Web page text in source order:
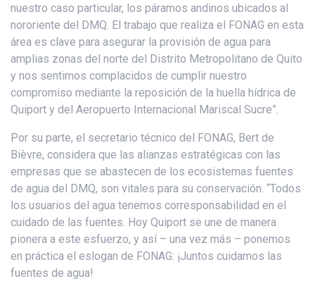
nuestro caso particular, los páramos andinos ubicados al
nororiente del DMQ. El trabajo que realiza el FONAG en esta
área es clave para asegurar la provisión de agua para
amplias zonas del norte del Distrito Metropolitano de Quito
y nos sentimos complacidos de cumplir nuestro
compromiso mediante la reposición de la huella hídrica de
Quiport y del Aeropuerto Internacional Mariscal Sucre”.
Por su parte, el secretario técnico del FONAG, Bert de
Bièvre, considera que las alianzas estratégicas con las
empresas que se abastecen de los ecosistemas fuentes
de agua del DMQ, son vitales para su conservación. “Todos
los usuarios del agua tenemos corresponsabilidad en el
cuidado de las fuentes. Hoy Quiport se une de manera
pionera a este esfuerzo, y así – una vez más – ponemos
en práctica el eslogan de FONAG: ¡Juntos cuidamos las
fuentes de agua!